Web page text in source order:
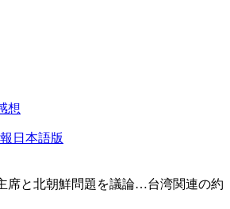
想
日本語版
席と北朝鮮問題を議論…台湾関連の約